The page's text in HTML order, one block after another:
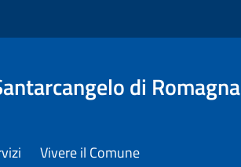
di Romagna
Vivere il Comune